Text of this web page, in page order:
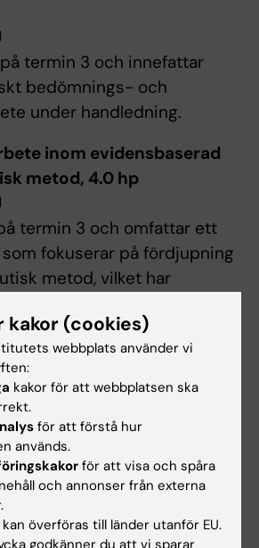
termin 3 och innefattar
bedömnings- och
under handledning.
inom evidensbaserad
metod, 4.0 hp
termin 3 och omfattar ett
fokuserar på fördjupning
metod, vilket har
psykoterapeutisk metod i
presenteras i muntligt
i arbetet erhåller studenter
av
databassökning,
och muntlig
kakor (cookies)
webbplats använder vi
kakor för att webbplatsen ska
för att förstå hur
används.
för att visa och spåra
och annonser från externa
överföras till länder utanför EU.
godkänner du att vi sparar